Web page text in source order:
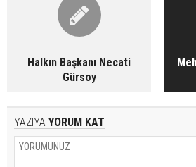
Halkın Başkanı Necati
Gürsoy
YAZIYA YORUM KAT